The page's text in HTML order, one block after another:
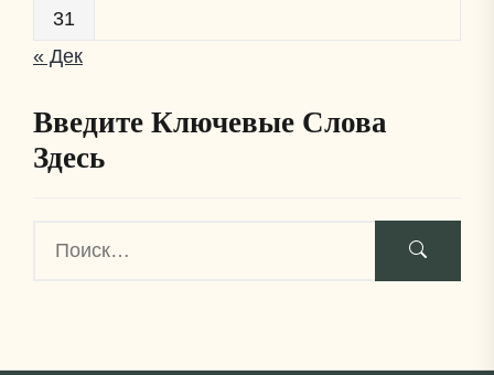
31
« Дек
Введите Ключевые Слова
Здесь